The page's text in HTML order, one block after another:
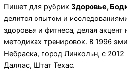
Пишет для рубрик Здоровье,
делится опытом и
здоровья и фитнеса, делая акцент
методиках тренировок. В 1996
Небраска, город Линкольн, с
Даллас, Штат Техас.